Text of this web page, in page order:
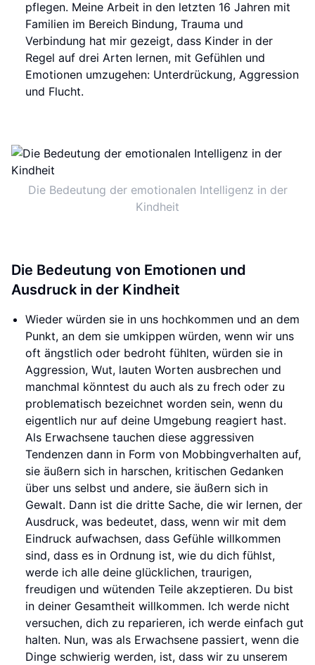
pflegen. Meine Arbeit in den letzten 16 Jahren mit
Familien im Bereich Bindung, Trauma und
Verbindung hat mir gezeigt, dass Kinder in der
Regel auf drei Arten lernen, mit Gefühlen und
Emotionen umzugehen: Unterdrückung, Aggression
und Flucht.
Die Bedeutung der emotionalen Intelligenz in der
Kindheit
Die Bedeutung von Emotionen und
Ausdruck in der Kindheit
Wieder würden sie in uns hochkommen und an dem
Punkt, an dem sie umkippen würden, wenn wir uns
oft ängstlich oder bedroht fühlten, würden sie in
Aggression, Wut, lauten Worten ausbrechen und
manchmal könntest du auch als zu frech oder zu
problematisch bezeichnet worden sein, wenn du
eigentlich nur auf deine Umgebung reagiert hast.
Als Erwachsene tauchen diese aggressiven
Tendenzen dann in Form von Mobbingverhalten auf,
sie äußern sich in harschen, kritischen Gedanken
über uns selbst und andere, sie äußern sich in
Gewalt. Dann ist die dritte Sache, die wir lernen, der
Ausdruck, was bedeutet, dass, wenn wir mit dem
Eindruck aufwachsen, dass Gefühle willkommen
sind, dass es in Ordnung ist, wie du dich fühlst,
werde ich alle deine glücklichen, traurigen,
freudigen und wütenden Teile akzeptieren. Du bist
in deiner Gesamtheit willkommen. Ich werde nicht
versuchen, dich zu reparieren, ich werde einfach gut
halten. Nun, was als Erwachsene passiert, wenn die
Dinge schwierig werden, ist, dass wir zu unserem